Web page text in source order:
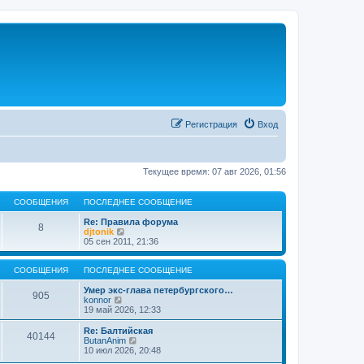
Вход
Регистрация
Текущее время: 07 авг 2026, 01:56
СООБЩЕНИЯ ПОСЛЕДНЕЕ СООБЩЕНИЕ
8
Re: Правила форума
djtonik
е
р
е
й
т
и
п
о
с
л
е
05 сен 2011, 21:36
СООБЩЕНИЯ ПОСЛЕДНЕЕ СООБЩЕНИЕ
905
Умер экс-глава петербургского…
konnor
е
р
е
й
т
19 май 2026, 12:33
40144
Re: Балтийская
ButanAnim
е
10 июл 2026, 20:48